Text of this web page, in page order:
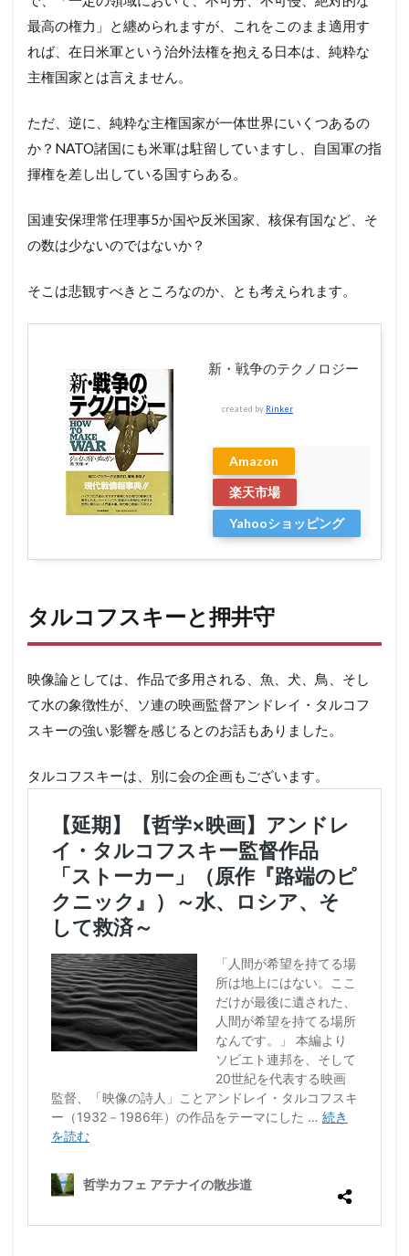
最高の権力」と纏められますが、これをこのまま適用す
れば、在日米軍という治外法権を抱える日本は、純粋な
主権国家とは言えません。
ただ、逆に、純粋な主権国家が一体世界にいくつあるの
か？NATO諸国にも米軍は駐留していますし、自国軍の指
揮権を差し出している国すらある。
国連安保理常任理事5か国や反米国家、核保有国など、そ
の数は少ないのではないか？
そこは悲観すべきところなのか、とも考えられます。
新・戦争のテクノロジー
created by Rinker
Amazon
楽天市場
Yahooショッピング
タルコフスキーと押井守
映像論としては、作品で多用される、魚、犬、鳥、そし
て水の象徴性が、ソ連の映画監督アンドレイ・タルコフ
スキーの強い影響を感じるとのお話もありました。
タルコフスキーは、別に会の企画もございます。